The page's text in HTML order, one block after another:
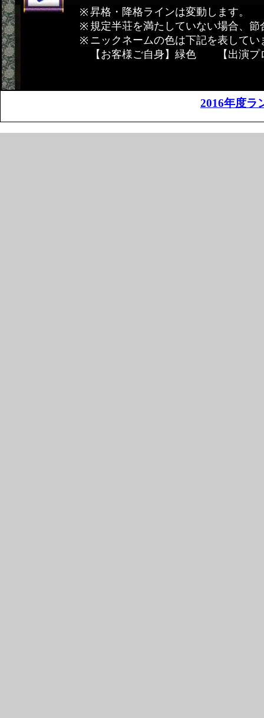
昇格・降格ラインは変動します。
規定半荘を満たしていない場合、
ニックネームの色は下記を表してい
【お客様ご自身】緑色 【出演
2016年度ラ